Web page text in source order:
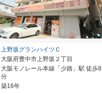
上野坂グランハイツＣ
大阪府豊中市上野坂２丁目
大阪モノレール本線「少路」駅 徒歩8
分
築16年